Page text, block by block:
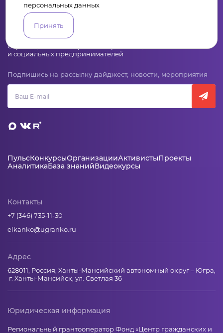
Сервис для некоммерческих организаций
и социальных предпринимателей
Подпишись на рассылку дайджест, новости, мероприятия
ПульсКонкурсыОрганизацииАктивистыПроекты
АналитикаБаза знанийВидеокурсы
Контакты
+7 (346) 735-11-30
elkanko@ugranko.ru
Адрес
628011, Россия, Ханты-Мансийский автономный округ – Югра,
г. Ханты-Мансийск, ул. Светлая 36
Юридическая информация
Региональный грантооператор Фонд «Центр гражданских и
персональных данных
Принять